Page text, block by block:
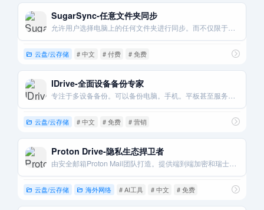
SugarSync-任意文件夹同步
允许用户选择电脑上的任何文件夹进行同步。而不仅限于单个“同步”文件夹。
云盘/云存储 # 中文 # 付费 # 免费
IDrive-全面设备备份专家
专注于多设备备份。可以备份电脑。手机。平板甚至服务器的数据。
云盘/云存储 # 中文 # 免费 # 营销
Proton Drive-隐私生态捍卫者
由安全邮箱Proton Mail团队打造。提供端到端加密和瑞士隐私法保护。
云盘/云存储 海外网络 # AI工具 # 中文 # 免费